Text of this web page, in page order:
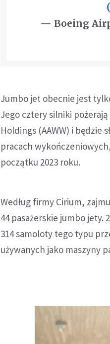
— Boeing
Jumbo jet obecnie jest
Jego cztery silniki
Holdings (AAWW) i będzie
pracach
początku 2023 roku.
Według firmy Cirium,
44 pasażerskie jumbo jety.
314 samoloty tego typu
używanych jako maszyny